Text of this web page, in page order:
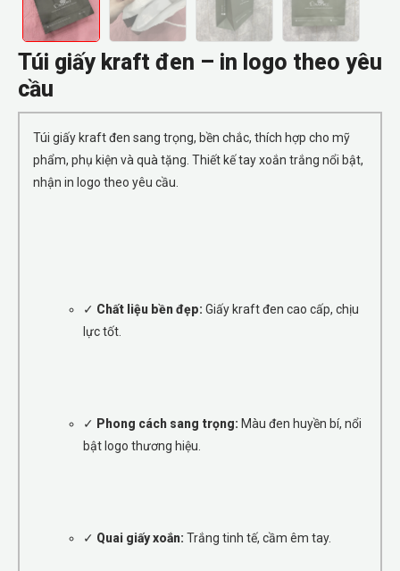
Túi giấy kraft đen – in logo theo yêu
cầu
Túi giấy kraft đen sang trọng, bền chắc, thích hợp cho mỹ
phẩm, phụ kiện và quà tặng. Thiết kế tay xoắn trắng nổi bật,
nhận in logo theo yêu cầu.
✓ Chất liệu bền đẹp: Giấy kraft đen cao cấp, chịu
lực tốt.
✓ Phong cách sang trọng: Màu đen huyền bí, nổi
bật logo thương hiệu.
✓ Quai giấy xoắn: Trắng tinh tế, cầm êm tay.